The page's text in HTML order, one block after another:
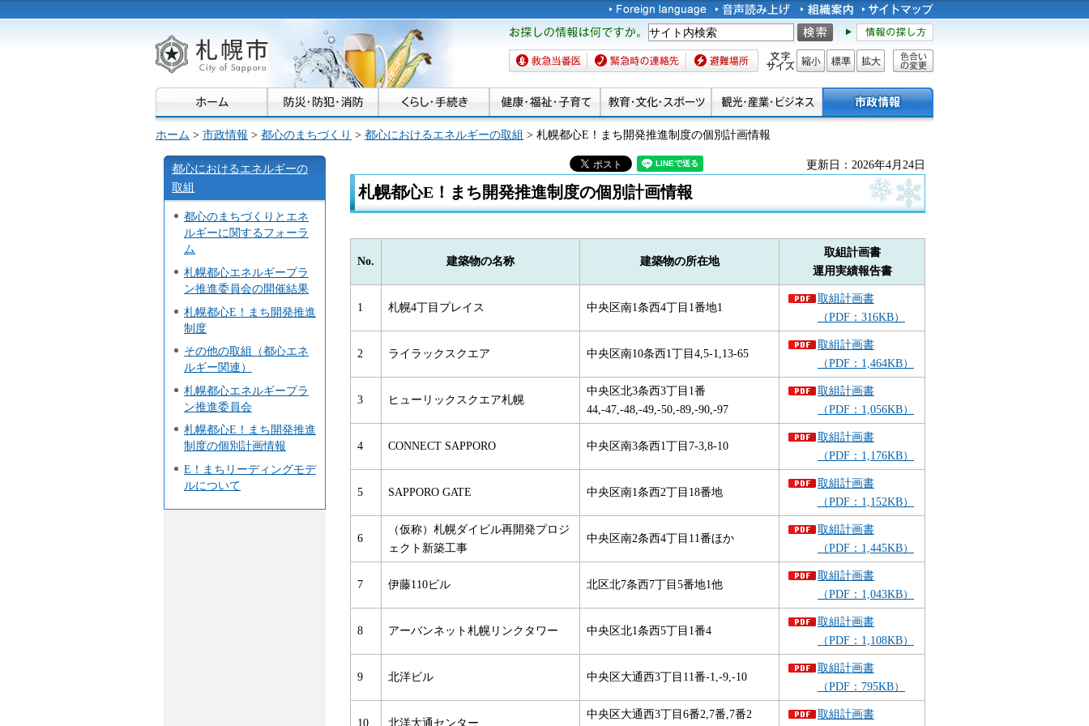
札幌市
お探しの情報は何です
か。
救急当番医 緊急時の連絡先 避難場所 文字サイズ
縮小 標準 拡大
色合い
ホーム > 市政情報 > 都心のまちづくり > 都心におけるエネルギーの取組 > 札幌都心E！まち開発推進制度の個別計画情報
都心におけるエネルギーの
取組
都心のまちづくりとエネ
ルギーに関するフォーラ
ム
札幌都心エネルギープラ
ン推進委員会の開催結果
札幌都心E！まち開発推進
制度
その他の取組（都心エネ
ルギー関連）
札幌都心エネルギープラ
ン推進委員会
札幌都心E！まち開発推進
制度の個別計画情報
E！まちリーディングモデ
ルについて
更新日：2026年4月24日
札幌都心E！まち開発推進制度の個別計画情報
No. 建築物の名称 建築物の所在地
取組計画書
運用実績報告書
1 札幌4丁目プレイス 中央区南1条西4丁目1番地1
取組計画書
（PDF：316KB）
2 ライラックスクエア 中央区南10条西1丁目4,5-1,13-65
取組計画書
（PDF：1,464KB）
3 ヒューリックスクエア札幌
中央区北3条西3丁目1番
44,-47,-48,-49,-50,-89,-90,-97
取組計画書
（PDF：1,056KB）
4 CONNECT SAPPORO 中央区南3条西1丁目7-3,8-10
取組計画書
（PDF：1,176KB）
5 SAPPORO GATE 中央区南1条西2丁目18番地
取組計画書
（PDF：1,152KB）
6
（仮称）札幌ダイビル再開発プロジ
ェクト新築工事
中央区南2条西4丁目11番ほか
取組計画書
（PDF：1,445KB）
7 伊藤110ビル 北区北7条西7丁目5番地1他
取組計画書
（PDF：1,043KB）
8 アーバンネット札幌リンクタワー 中央区北1条西5丁目1番4
取組計画書
（PDF：1,108KB）
9 北洋ビル 中央区大通西3丁目11番-1,-9,-10
取組計画書
（PDF：795KB）
10 北洋大通センター
中央区大通西3丁目6番2,7番,7番2
取組計画書